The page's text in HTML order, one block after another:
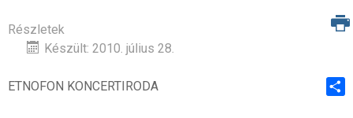
Részletek
Készült: 2010. július 28.
ETNOFON KONCERTIRODA